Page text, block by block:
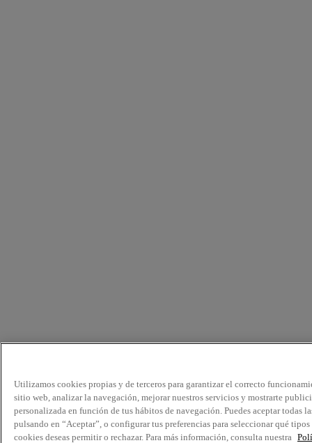
Utilizamos cookies propias y de terceros para garantizar el correcto
sitio web, analizar la navegación, mejorar nuestros servicios y mostrarte
personalizada en función de tus hábitos de navegación. Puedes aceptar todas
pulsando en “Aceptar”, o configurar tus preferencias para seleccionar qué tipos
cookies deseas permitir o rechazar. Para más información, consulta nuestra